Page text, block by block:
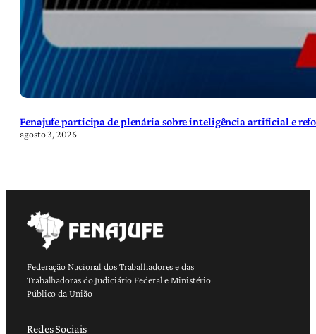
Fenajufe participa de plenária sobre inteligência artificial e
agosto 3, 2026
Federação Nacional dos Trabalhadores e das
Trabalhadoras do Judiciário Federal e Ministério
Público da União
Redes Sociais